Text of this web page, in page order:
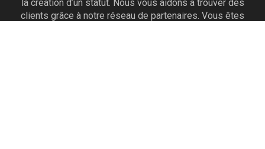
la création d’un statut. Nous vous aidons à trouver des
clients grâce à notre réseau de partenaires. Vous êtes